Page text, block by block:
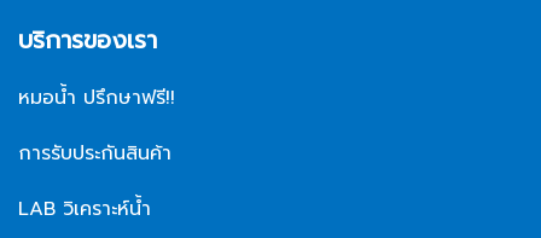
บริการของเรา
หมอน้ำ ปรึกษาฟรี!!
การรับประกันสินค้า
LAB วิเคราะห์น้ำ